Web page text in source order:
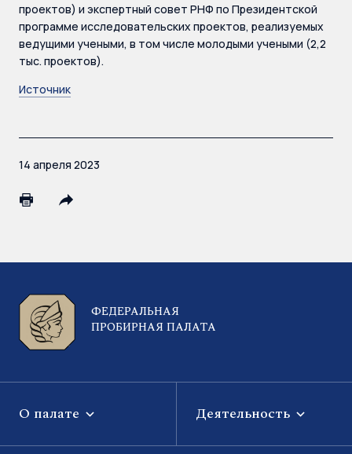
проектов) и экспертный совет РНФ по Президентской
программе исследовательских проектов, реализуемых
ведущими учеными, в том числе молодыми учеными (2,2
тыс. проектов).
Источник
14 апреля 2023
ФЕДЕРАЛЬНАЯ
ПРОБИРНАЯ ПАЛАТА
О палате Деятельность